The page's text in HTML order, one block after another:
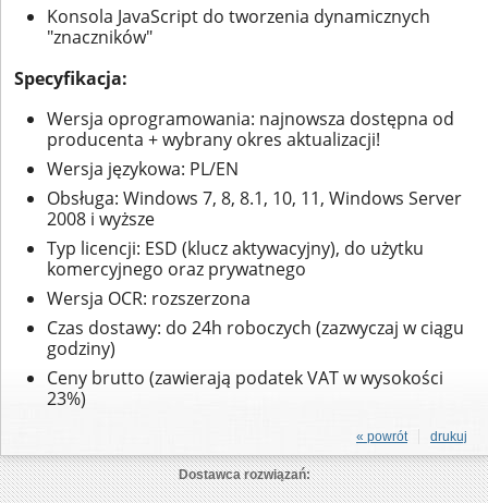
Konsola JavaScript do tworzenia dynamicznych
"znaczników"
Specyfikacja:
Wersja oprogramowania: najnowsza dostępna od
producenta + wybrany okres aktualizacji!
Wersja językowa: PL/EN
Obsługa: Windows 7, 8, 8.1, 10, 11, Windows Server
2008 i wyższe
Typ licencji: ESD (klucz aktywacyjny), do użytku
komercyjnego oraz prywatnego
Wersja OCR: rozszerzona
Czas dostawy: do 24h roboczych (zazwyczaj w ciągu
godziny)
Ceny brutto (zawierają podatek VAT w wysokości
23%)
drukuj
« powrót
Dostawca rozwiązań: